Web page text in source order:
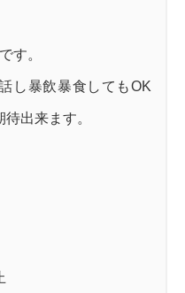
す。
し暴飲暴食してもOK
出来ます。